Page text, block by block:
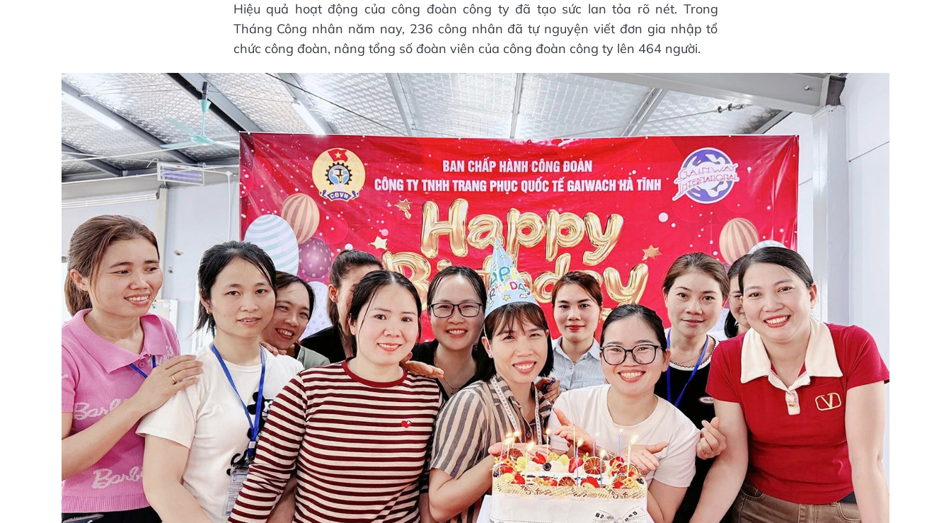
Hiệu quả hoạt động của công đoàn công ty đã tạo sức lan tỏa rõ nét. Trong
Tháng Công nhân năm nay, 236 công nhân đã tự nguyện viết đơn gia nhập tổ
chức công đoàn, nâng tổng số đoàn viên của công đoàn công ty lên 464 người.